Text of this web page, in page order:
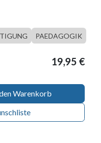
PAEDAGOGIK
Warenkorb
19,95 €